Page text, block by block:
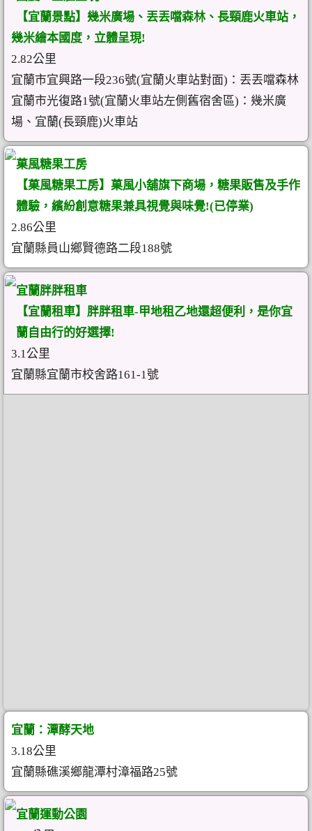
【宜蘭景點】幾米廣場、丟丟噹森林、長頸鹿火車站，
幾米繪本國度，立體呈現!
2.82公里
宜蘭市宜興路一段236號(宜蘭火車站對面)：丟丟噹森林
宜蘭市光復路1號(宜蘭火車站左側舊宿舍區)：幾米廣
場、宜蘭(長頸鹿)火車站
菓風糖果工房
【菓風糖果工房】菓風小舖旗下商場，糖果販售及手作
體驗，繽紛創意糖果兼具視覺與味覺!(已停業)
2.86公里
宜蘭縣員山鄉賢德路二段188號
宜蘭胖胖租車
【宜蘭租車】胖胖租車-甲地租乙地還超便利，是你宜
蘭自由行的好選擇!
3.1公里
宜蘭縣宜蘭市校舍路161-1號
宜蘭：潭酵天地
3.18公里
宜蘭縣礁溪鄉龍潭村漳福路25號
宜蘭運動公園